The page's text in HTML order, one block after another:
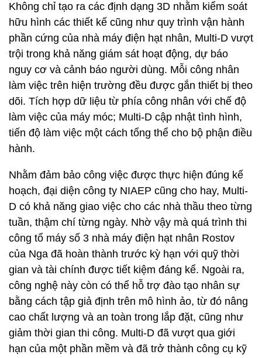
Không chỉ tạo ra các định dạng 3D nhằm kiểm soát
hữu hình các thiết kế cũng như quy trình vận hành
phần cứng của nhà máy điện hạt nhân, Multi-D vượt
trội trong khả năng giám sát hoạt động, dự báo
nguy cơ và cảnh báo người dùng. Mỗi công nhân
làm việc trên hiện trường đều được gắn thiết bị theo
dõi. Tích hợp dữ liệu từ phía công nhân với chế độ
làm việc của máy móc; Multi-D cập nhật tình hình,
tiến độ làm việc một cách tổng thể cho bộ phận điều
hành.
Nhằm đảm bảo công việc được thực hiện đúng kế
hoạch, đại diện công ty NIAEP cũng cho hay, Multi-
D có khả năng giao việc cho các nhà thầu theo từng
tuần, thậm chí từng ngày. Nhờ vậy mà quá trình thi
công tổ máy số 3 nhà máy điện hạt nhân Rostov
của Nga đã hoàn thành trước kỳ hạn với quỹ thời
gian và tài chính được tiết kiệm đáng kể. Ngoài ra,
công nghệ này còn có thể hỗ trợ đào tạo nhân sự
bằng cách tập giả định trên mô hình ảo, từ đó nâng
cao chất lượng và an toàn trong lắp đặt, cũng như
giảm thời gian thi công. Multi-D đã vượt qua giới
hạn của một phần mềm và đã trở thành công cụ kỹ